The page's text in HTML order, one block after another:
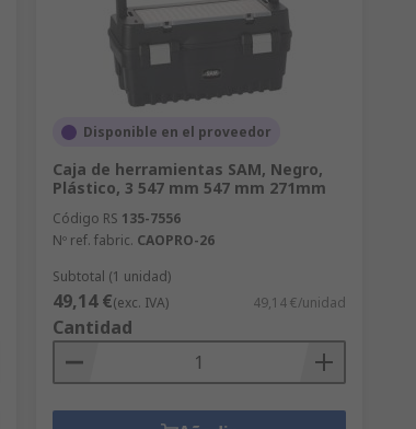
Disponible en el proveedor
Caja de herramientas SAM, Negro,
Plástico, 3 547 mm 547 mm 271mm
Código RS 135-7556
Nº ref. fabric. CAOPRO-26
Subtotal (1 unidad)
49,14 €(exc. IVA) 49,14 €/unidad
Cantidad